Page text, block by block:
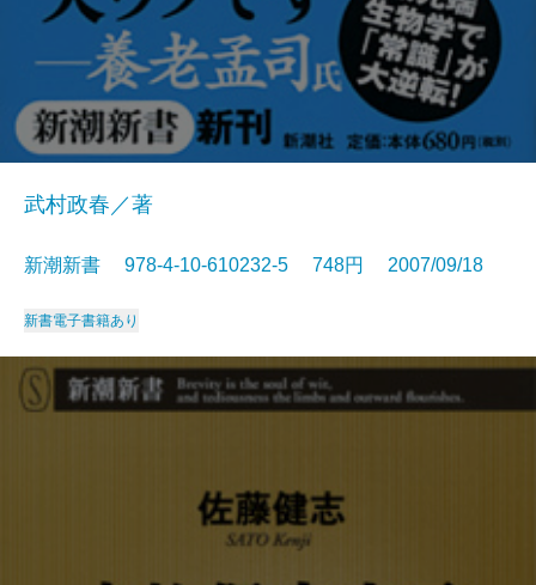
武村政春／著
新潮新書 978-4-10-610232-5 748円 2007/09/18
新書電子書籍あり